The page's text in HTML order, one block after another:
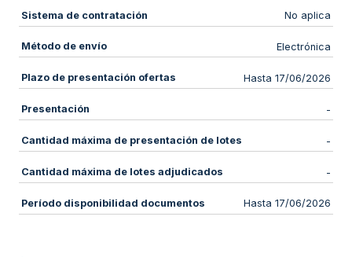
Sistema de contratación No aplica
Método de envío Electrónica
Plazo de presentación ofertas Hasta 17/06/2026
Presentación -
Cantidad máxima de presentación de lotes -
Cantidad máxima de lotes adjudicados -
Período disponibilidad documentos Hasta 17/06/2026